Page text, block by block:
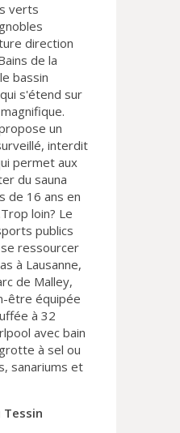
verts
direction
de la
bassin
s'étend sur
un
interdit
permet aux
du sauna
de 16 ans en
loin? Le
publics
ressourcer
à Lausanne,
de Malley,
être équipée
à 32
avec bain
à sel ou
sanariums et
Tessin